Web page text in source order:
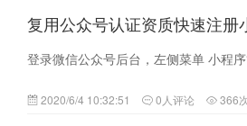
复用公众号认证资质快速注册
登录微信公众号后台，左侧菜单 小程
2020/6/4 10:32:51 0人评论 366